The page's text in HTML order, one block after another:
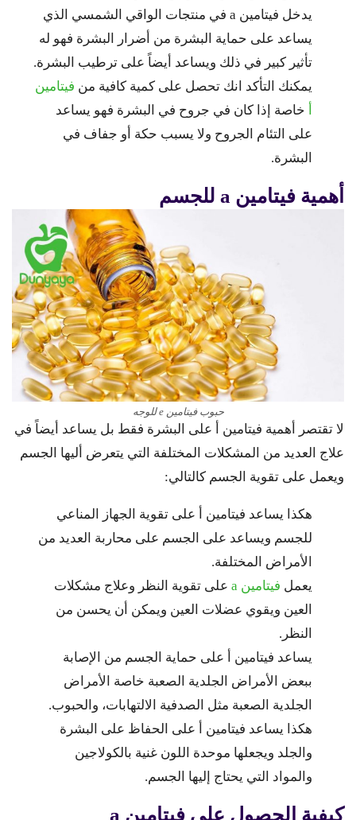
يدخل فيتامين a في منتجات الواقي الشمسي الذي
يساعد على حماية البشرة من أضرار البشرة فهو له
تأثير كبير في ذلك ويساعد أيضاً على ترطيب البشرة.
يمكنك التأكد انك تحصل على كمية كافية من فيتامين
خاصة إذا كان في جروح في البشرة فهو يساعد
على التئام الجروح ولا يسبب حكة أو جفاف في
البشرة.
أهمية فيتامين a للجسم
حبوب فيتامين e للوجه
لا تقتصر أهمية فيتامين أ على البشرة فقط بل يساعد أيضاً في
علاج العديد من المشكلات المختلفة التي يتعرض أليها الجسم
ويعمل على تقوية الجسم كالتالي:
هكذا يساعد فيتامين أ على تقوية الجهاز المناعي
للجسم ويساعد على الجسم على محاربة العديد من
الأمراض المختلفة.
يعمل فيتامين a
على تقوية النظر وعلاج مشكلات
العين ويقوي عضلات العين ويمكن أن يحسن من
النظر.
يساعد فيتامين أ على حماية الجسم من الإصابة
ببعض الأمراض الجلدية الصعبة خاصة الأمراض
الجلدية الصعبة مثل الصدفية الالتهابات، والحبوب.
هكذا يساعد فيتامين أ على الحفاظ على البشرة
والجلد ويجعلها موحدة اللون غنية بالكولاجين
والمواد التي يحتاج إليها الجسم.
كيفية الحصول على فيتامين a